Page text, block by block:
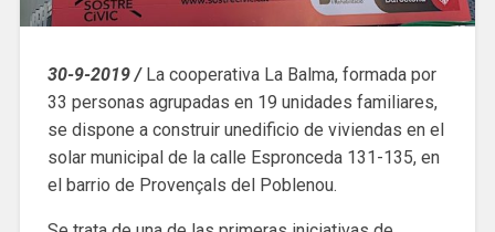
30-9-2019 / La cooperativa La Balma, formada por
33 personas agrupadas en 19 unidades familiares,
se dispone a construir unedificio de viviendas en el
solar municipal de la calle Espronceda 131-135, en
el barrio de Provençals del Poblenou.